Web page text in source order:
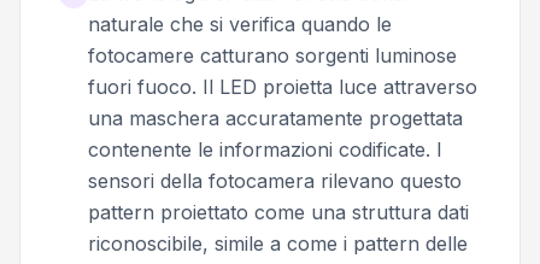
naturale che si verifica quando le
fotocamere catturano sorgenti luminose
fuori fuoco. Il LED proietta luce attraverso
una maschera accuratamente progettata
contenente le informazioni codificate. I
sensori della fotocamera rilevano questo
pattern proiettato come una struttura dati
riconoscibile, simile a come i pattern delle